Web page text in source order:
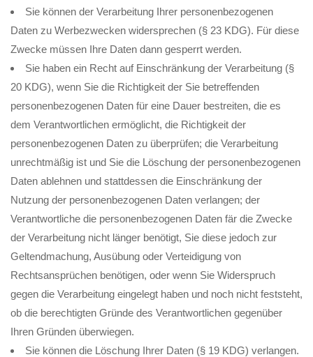
Sie können der Verarbeitung Ihrer personenbezogenen
Daten zu Werbezwecken widersprechen (§ 23 KDG). Für diese
Zwecke müssen Ihre Daten dann gesperrt werden.
Sie haben ein Recht auf Einschränkung der Verarbeitung (§
20 KDG), wenn Sie die Richtigkeit der Sie betreffenden
personenbezogenen Daten für eine Dauer bestreiten, die es
dem Verantwortlichen ermöglicht, die Richtigkeit der
personenbezogenen Daten zu überprüfen; die Verarbeitung
unrechtmäßig ist und Sie die Löschung der personenbezogenen
Daten ablehnen und stattdessen die Einschränkung der
Nutzung der personenbezogenen Daten verlangen; der
Verantwortliche die personenbezogenen Daten fär die Zwecke
der Verarbeitung nicht länger benötigt, Sie diese jedoch zur
Geltendmachung, Ausübung oder Verteidigung von
Rechtsansprüchen benötigen, oder wenn Sie Widerspruch
gegen die Verarbeitung eingelegt haben und noch nicht feststeht,
ob die berechtigten Gründe des Verantwortlichen gegenüber
Ihren Gründen überwiegen.
Sie können die Löschung Ihrer Daten (§ 19 KDG) verlangen.